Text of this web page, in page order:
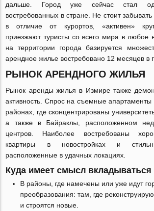
дальше. Город уже сейчас стал
востребованных в стране. Не стоит
в отличие от курортов, «активен»
приезжают туристы со всего мира в
на территории города базируется
арендное жилье востребовано 12 месяцев в
РЫНОК АРЕНДНОГО ЖИЛЬЯ
Рынок аренды жилья в Измире также
активность. Спрос на съемные апартаменты
районах, где сконцентрированы
а также в Байраклы, расположенном
центров. Наиболее востребованы
квартиры в новостройках и
расположенные в удачных локациях.
Куда имеет смысл вкладываться
В районы, где намечены или уже идут
преобразования: там, где
и строятся новые.